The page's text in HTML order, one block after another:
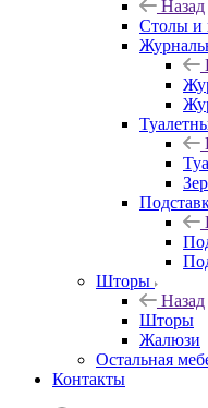
Назад
Столы и
Шторы
Назад
Шторы
Жалюзи
Остальная
Контакты